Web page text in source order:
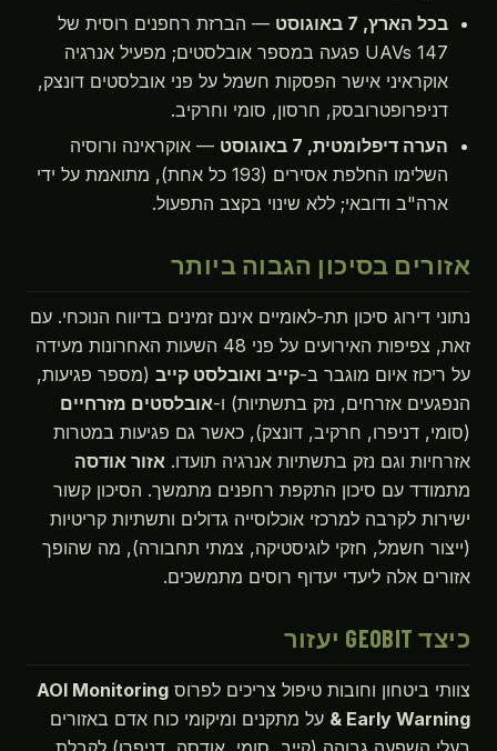
בכל הארץ, 7 באוגוסט
— הברזת רחפנים רוסית של
147 UAVs פגעה במספר אובלסטים; מפעיל אנרגיה
אוקראיני אישר הפסקות חשמל על פני אובלסטים דונצק,
דניפרופטרובסק, חרסון, סומי וחרקיב.
הערה דיפלומטית, 7 באוגוסט
— אוקראינה ורוסיה
השלימו החלפת אסירים (193 כל אחת), מתואמת על ידי
ארה"ב ודובאי; ללא שינוי בקצב התפעול.
אזורים בסיכון הגבוה ביותר
נתוני דירוג סיכון תת-לאומיים אינם זמינים בדיווח הנוכחי. עם
זאת, צפיפות האירועים על פני 48 השעות האחרונות מעידה
על ריכוז איום מוגבר ב-קייב ואובלסט קייב (מספר פגיעות,
הנפגעים אזרחים, נזק בתשתיות) ו-אובלסטים מזרחיים
(סומי, דניפרו, חרקיב, דונצק), כאשר גם פגיעות במטרות
אזרחיות וגם נזק בתשתיות אנרגיה תועדו. אזור אודסה
מתמודד עם סיכון התקפת רחפנים מתמשך. הסיכון קשור
ישירות לקרבה למרכזי אוכלוסייה גדולים ותשתיות קריטיות
(ייצור חשמל, חזקי לוגיסטיקה, צמתי תחבורה), מה שהופך
אזורים אלה ליעדי יעדוף רוסים מתמשכים.
כיצד GEOBIT יעזור
צוותי ביטחון וחובות טיפול צריכים לפרוס AOI Monitoring
& Early Warning על מתקנים ומיקומי כוח אדם באזורים